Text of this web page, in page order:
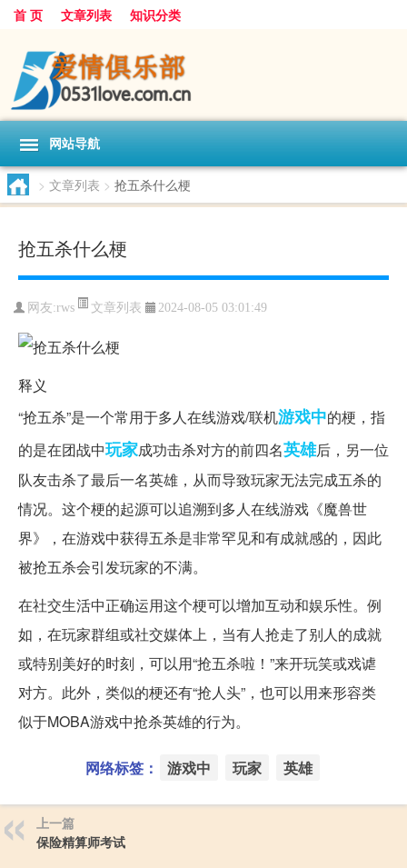
首 页 文章列表 知识分类
网站导航
> 文章列表 > 抢五杀什么梗
抢五杀什么梗
网友:rws 文章列表 2024-08-05 03:01:49
释义
“抢五杀”是一个常用于多人在线游戏/联机游戏中的梗，指
的是在团战中玩家成功击杀对方的前四名英雄后，另一位
队友击杀了最后一名英雄，从而导致玩家无法完成五杀的
情况。这个梗的起源可以追溯到多人在线游戏《魔兽世
界》，在游戏中获得五杀是非常罕见和有成就感的，因此
被抢五杀会引发玩家的不满。
在社交生活中正确运用这个梗可以增加互动和娱乐性。例
如，在玩家群组或社交媒体上，当有人抢走了别人的成就
或特别美好的时刻，可以用“抢五杀啦！”来开玩笑或戏谑
对方。此外，类似的梗还有“抢人头”，也可以用来形容类
似于MOBA游戏中抢杀英雄的行为。
网络标签： 游戏中 玩家 英雄
上一篇
保险精算师考试